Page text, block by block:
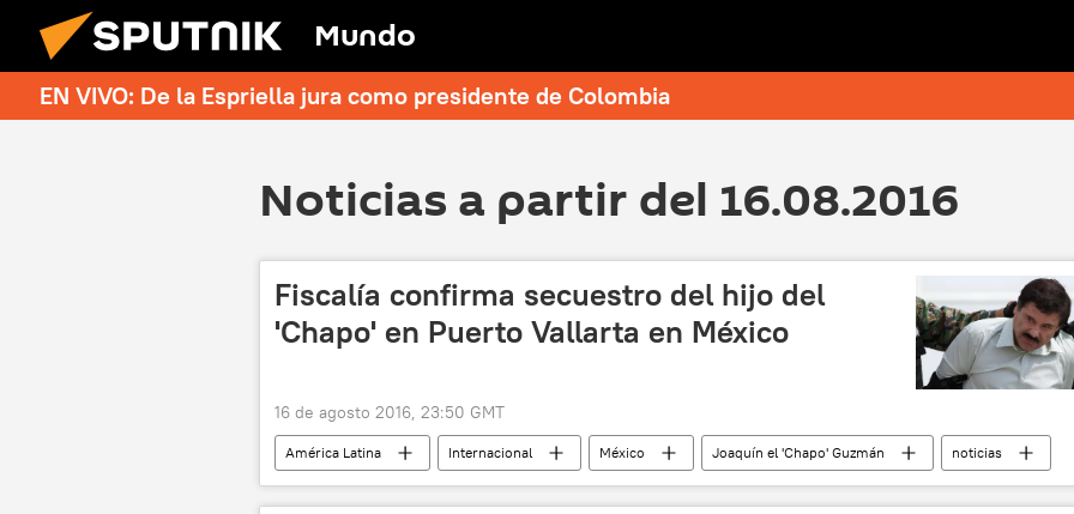
Mundo
EN VIVO: De la Espriella jura como presidente de Colombia
Noticias a partir del 16.08.2016
Fiscalía confirma secuestro del hijo del
'Chapo' en Puerto Vallarta en México
16 de agosto 2016, 23:50 GMT
América Latina Internacional México Joaquín el 'Chapo' Guzmán noticias